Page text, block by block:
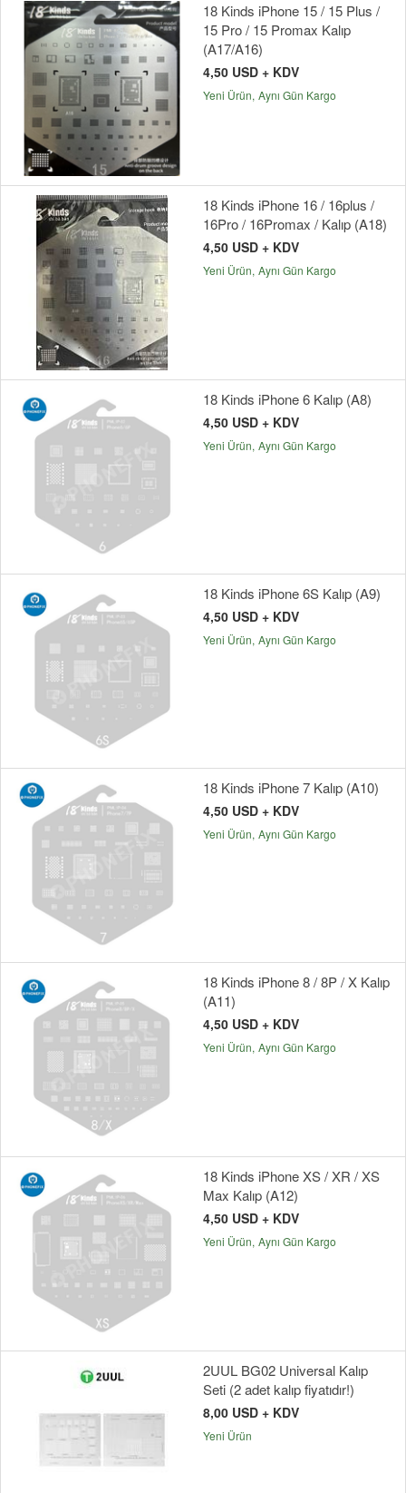
18 Kinds iPhone 15 / 15 Plus /
15 Pro / 15 Promax Kalıp
(A17/A16)
4,50 USD + KDV
Yeni Ürün Aynı Gün Kargo
18 Kinds iPhone 16 / 16plus /
16Pro / 16Promax / Kalıp (A18)
4,50 USD + KDV
Yeni Ürün Aynı Gün Kargo
18 Kinds iPhone 6 Kalıp (A8)
4,50 USD + KDV
Yeni Ürün Aynı Gün Kargo
18 Kinds iPhone 6S Kalıp (A9)
4,50 USD + KDV
Yeni Ürün Aynı Gün Kargo
18 Kinds iPhone 7 Kalıp (A10)
4,50 USD + KDV
Yeni Ürün Aynı Gün Kargo
18 Kinds iPhone 8 / 8P / X Kalıp
(A11)
4,50 USD + KDV
Yeni Ürün Aynı Gün Kargo
18 Kinds iPhone XS / XR / XS
Max Kalıp (A12)
4,50 USD + KDV
Yeni Ürün Aynı Gün Kargo
2UUL BG02 Universal Kalıp
Seti (2 adet kalıp fiyatıdır!)
8,00 USD + KDV
Yeni Ürün